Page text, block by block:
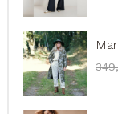
Prix